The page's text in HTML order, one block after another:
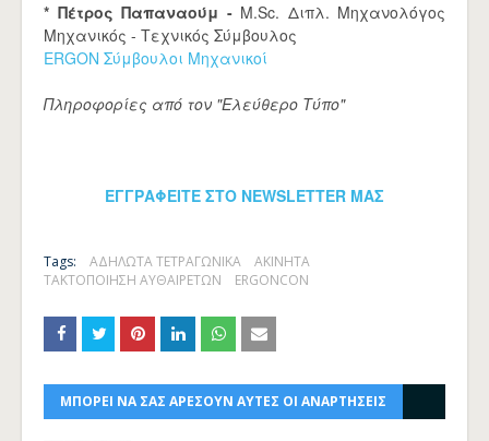
* Πέτρος Παπαναούμ -M.Sc. Διπλ. Μηχανολόγος
Μηχανικός - Τεχνικός Σύμβουλος
ERGON Σύμβουλοι Μηχανικοί
Πληροφορίες από τον "Ελεύθερο Τύπο"
ΕΓΓΡΑΦΕΙΤΕ ΣΤΟ NEWSLETTER ΜΑΣ
Tags: ΑΔΗΛΩΤΑ ΤΕΤΡΑΓΩΝΙΚΑ
ΑΚΙΝΗΤΑ
ΤΑΚΤΟΠΟΙΗΣΗ ΑΥΘΑΙΡΕΤΩΝ
ERGONCON
ΜΠΟΡΕΙ ΝΑ ΣΑΣ ΑΡΕΣΟΥΝ ΑΥΤΕΣ ΟΙ ΑΝΑΡΤΗΣΕΙΣ